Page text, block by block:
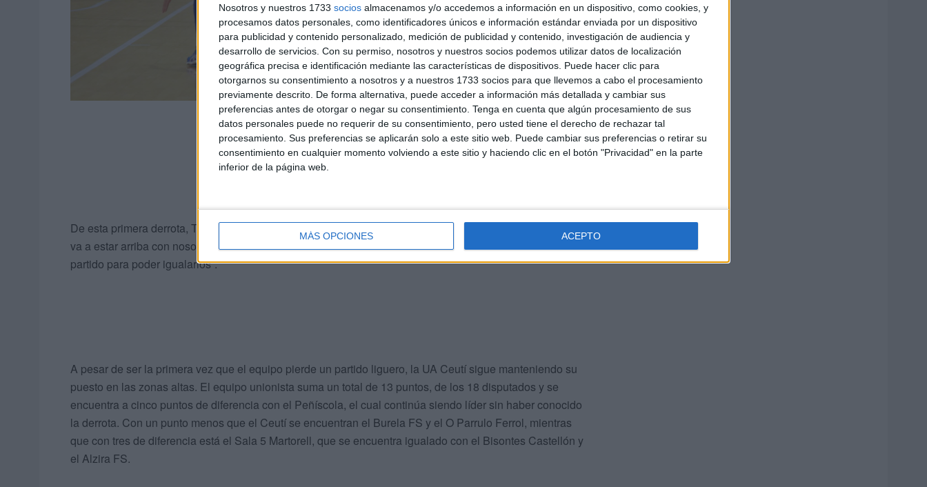
Nosotros y nuestros 1733 socios almacenamos y/o accedemos a información en un dispositivo, como cookies, y
procesamos datos personales, como identificadores únicos e información estándar enviada por un dispositivo
para publicidad y contenido personalizado, medición de publicidad y contenido, investigación de audiencia y
desarrollo de servicios. Con su permiso, nosotros y nuestros socios podemos utilizar datos de localización
geográfica precisa e identificación mediante las características de dispositivos. Puede hacer clic para
otorgarnos su consentimiento a nosotros y a nuestros 1733 socios para que llevemos a cabo el procesamiento
previamente descrito. De forma alternativa, puede acceder a información más detallada y cambiar sus
preferencias antes de otorgar o negar su consentimiento. Tenga en cuenta que algún procesamiento de sus
datos personales puede no requerir de su consentimiento, pero usted tiene el derecho de rechazar tal
procesamiento. Sus preferencias se aplicarán solo a este sitio web. Puede cambiar sus preferencias o retirar su
consentimiento en cualquier momento volviendo a este sitio y haciendo clic en el botón "Privacidad" en la parte
inferior de la página web.
MÁS OPCIONES ACEPTO
De esta primera derrota, Tomás de Dios prefiere quedarse con el lado positivo, “dentro de un equipo que
va a estar arriba con nosotros, fuimos capaces de remontarles. En los últimos instantes fuimos dueños del
partido para poder igualarlos”.
A pesar de ser la primera vez que el equipo pierde un partido liguero, la UA Ceutí sigue manteniendo su
puesto en las zonas altas. El equipo unionista suma un total de 13 puntos, de los 18 disputados y se
encuentra a cinco puntos de diferencia con el Peñíscola, el cual continúa siendo líder sin haber conocido
la derrota. Con un punto menos que el Ceutí se encuentran el Burela FS y el O Parrulo Ferrol, mientras
que con tres de diferencia está el Sala 5 Martorell, que se encuentra igualado con el Bisontes Castellón y
el Alzira FS.